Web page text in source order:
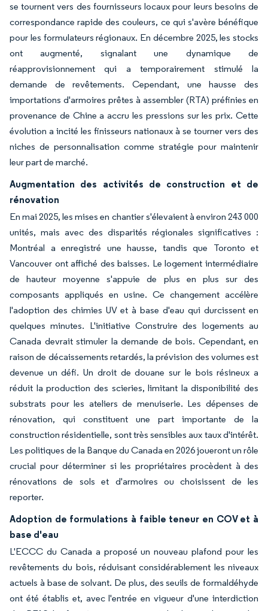
se tournent vers des fournisseurs locaux pour leurs besoins de
correspondance rapide des couleurs, ce qui s'avère bénéfique
pour les formulateurs régionaux. En décembre 2025, les stocks
ont augmenté, signalant une dynamique de
réapprovisionnement qui a temporairement stimulé la
demande de revêtements. Cependant, une hausse des
importations d'armoires prêtes à assembler (RTA) préfinies en
provenance de Chine a accru les pressions sur les prix. Cette
évolution a incité les finisseurs nationaux à se tourner vers des
niches de personnalisation comme stratégie pour maintenir
leur part de marché.
Augmentation des activités de construction et de
rénovation
En mai 2025, les mises en chantier s'élevaient à environ 243 000
unités, mais avec des disparités régionales significatives :
Montréal a enregistré une hausse, tandis que Toronto et
Vancouver ont affiché des baisses. Le logement intermédiaire
de hauteur moyenne s'appuie de plus en plus sur des
composants appliqués en usine. Ce changement accélère
l'adoption des chimies UV et à base d'eau qui durcissent en
quelques minutes. L'initiative Construire des logements au
Canada devrait stimuler la demande de bois. Cependant, en
raison de décaissements retardés, la prévision des volumes est
devenue un défi. Un droit de douane sur le bois résineux a
réduit la production des scieries, limitant la disponibilité des
substrats pour les ateliers de menuiserie. Les dépenses de
rénovation, qui constituent une part importante de la
construction résidentielle, sont très sensibles aux taux d'intérêt.
Les politiques de la Banque du Canada en 2026 joueront un rôle
crucial pour déterminer si les propriétaires procèdent à des
rénovations de sols et d'armoires ou choisissent de les
reporter.
Adoption de formulations à faible teneur en COV et à
base d'eau
L'ECCC du Canada a proposé un nouveau plafond pour les
revêtements du bois, réduisant considérablement les niveaux
actuels à base de solvant. De plus, des seuils de formaldéhyde
ont été établis et, avec l'entrée en vigueur d'une interdiction